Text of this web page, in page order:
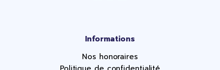
Informations
Nos honoraires